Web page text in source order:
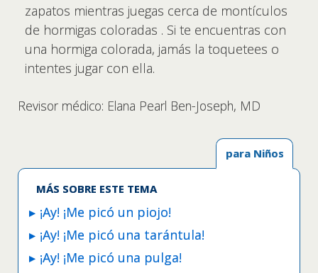
zapatos mientras juegas cerca de montículos
de hormigas coloradas . Si te encuentras con
una hormiga colorada, jamás la toquetees o
intentes jugar con ella.
Revisor médico: Elana Pearl Ben-Joseph, MD
para Niños
MÁS SOBRE ESTE TEMA
¡Ay! ¡Me picó un piojo!
¡Ay! ¡Me picó una tarántula!
¡Ay! ¡Me picó una pulga!